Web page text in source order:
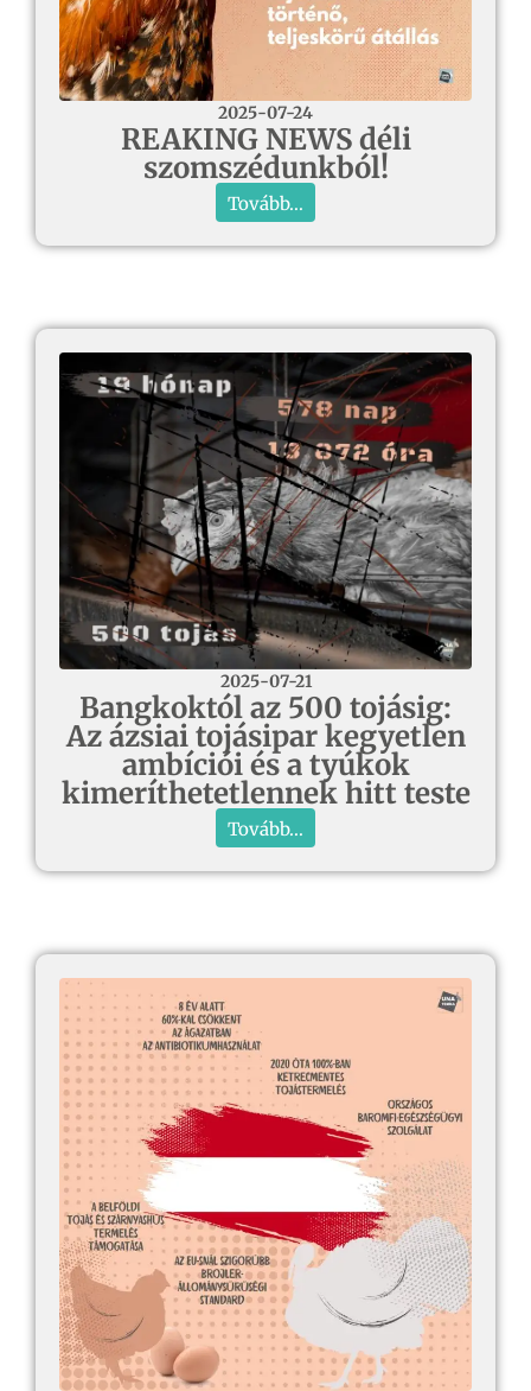
2025-07-24
REAKING NEWS déli
szomszédunkból!
Tovább...
2025-07-21
Bangkoktól az 500 tojásig:
Az ázsiai tojásipar kegyetlen
ambíciói és a tyúkok
kimeríthetetlennek hitt teste
Tovább...